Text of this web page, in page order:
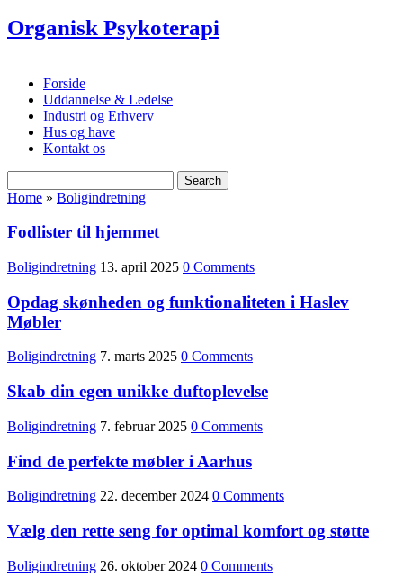
Organisk Psykoterapi
Forside
Uddannelse & Ledelse
Industri og Erhverv
Hus og have
Kontakt os
Home » Boligindretning
Fodlister til hjemmet
Boligindretning 13. april 2025 0 Comments
Opdag skønheden og funktionaliteten i Haslev
Møbler
Boligindretning 7. marts 2025 0 Comments
Skab din egen unikke duftoplevelse
Boligindretning 7. februar 2025 0 Comments
Find de perfekte møbler i Aarhus
Boligindretning 22. december 2024 0 Comments
Vælg den rette seng for optimal komfort og støtte
Boligindretning 26. oktober 2024 0 Comments